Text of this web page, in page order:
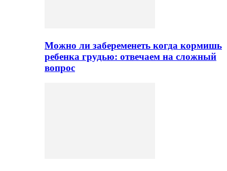
Можно ли забеременеть когда кормишь
ребенка грудью: отвечаем на сложный
вопрос